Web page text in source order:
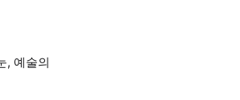
, 예술의